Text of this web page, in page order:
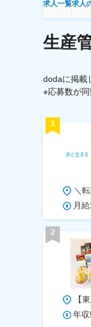
求人一覧求人
生産
dodaに掲載
※応募数が
1
2